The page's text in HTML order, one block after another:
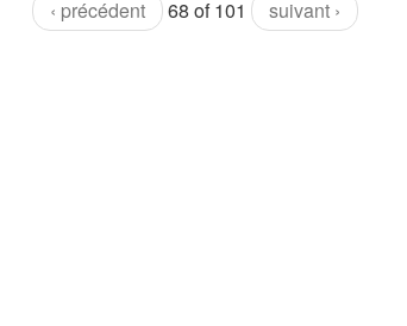
‹ précédent 68 of 101 suivant ›